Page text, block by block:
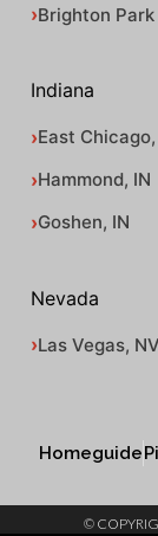
Brighton Park
Indiana
East Chicago,
Hammond, IN
Goshen, IN
Nevada
Las Vegas, NV
Homeguide
©